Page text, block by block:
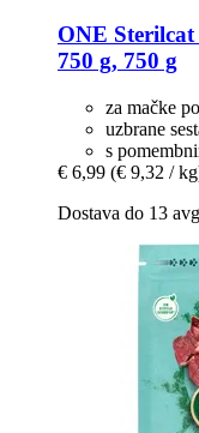
ONE
750 g, 750 g
za mačke
uzbrane
s
€ 6,99 (€ 9,32 /
Dostava do 13